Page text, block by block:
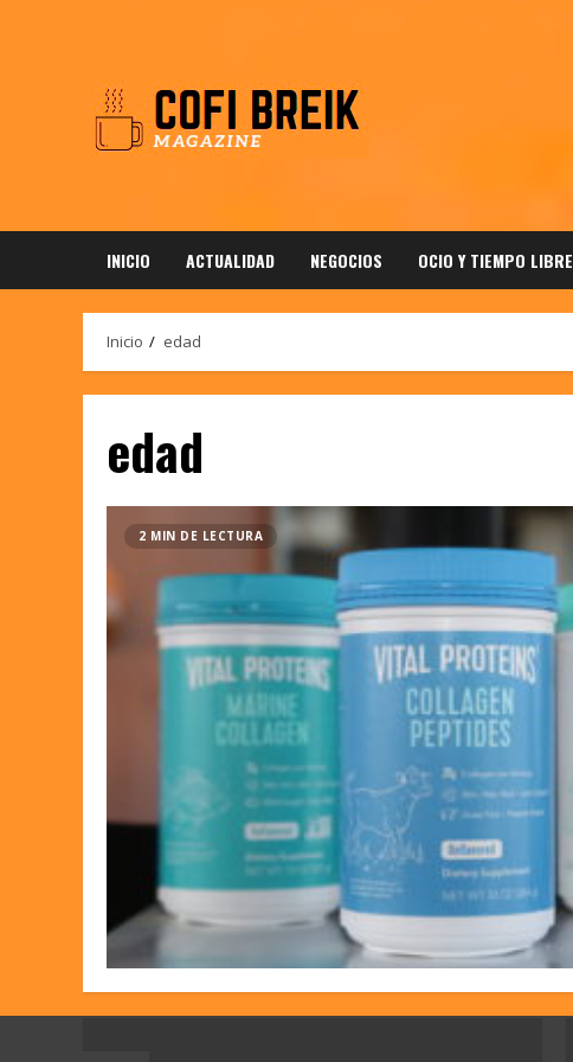
INICIO ACTUALIDAD NEGOCIOS OCIO Y TIEMPO LIBRE
Inicio edad
edad
2 MIN DE LECTURA